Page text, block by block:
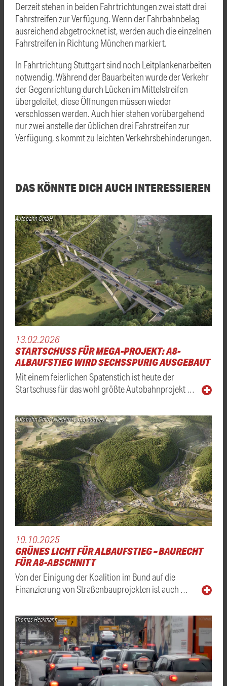
Derzeit stehen in beiden Fahrtrichtungen zwei statt drei
Fahrstreifen zur Verfügung. Wenn der Fahrbahnbelag
ausreichend abgetrocknet ist, werden auch die einzelnen
Fahrstreifen in Richtung München markiert.
In Fahrtrichtung Stuttgart sind noch Leitplankenarbeiten
notwendig. Während der Bauarbeiten wurde der Verkehr
der Gegenrichtung durch Lücken im Mittelstreifen
übergeleitet, diese Öffnungen müssen wieder
verschlossen werden. Auch hier stehen vorübergehend
nur zwei anstelle der üblichen drei Fahrstreifen zur
Verfügung, s kommt zu leichten Verkehrsbehinderungen.
DAS KÖNNTE DICH AUCH INTERESSIEREN
Autobahn GmbH
13.02.2026
STARTSCHUSS FÜR MEGA-PROJEKT: A8-
ALBAUFSTIEG WIRD SECHSSPURIG AUSGEBAUT
Mit einem feierlichen Spatenstich ist heute der
Startschuss für das wohl größte Autobahnprojekt …
Autobahn GmbH Niederlassung Südwest
10.10.2025
GRÜNES LICHT FÜR ALBAUFSTIEG – BAURECHT
FÜR A8-ABSCHNITT
Von der Einigung der Koalition im Bund auf die
Finanzierung von Straßenbauprojekten ist auch …
Thomas Heckmann